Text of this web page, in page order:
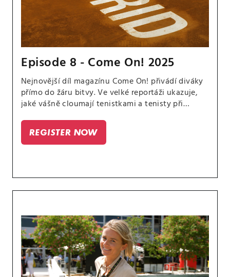
Episode 8 - Come On! 2025
Nejnovější díl magazínu Come On! přivádí diváky
přímo do žáru bitvy. Ve velké reportáži ukazuje,
jaké vášně cloumají tenistkami a tenisty při
REGISTER NOW